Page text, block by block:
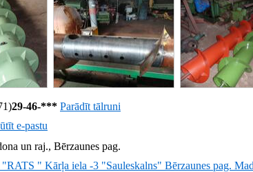
29-46-*** Parādīt tālruni
e-pastu
un raj., Bērzaunes pag.
" Kārļa iela -3 "Sauleskalns" Bērzaunes pag.